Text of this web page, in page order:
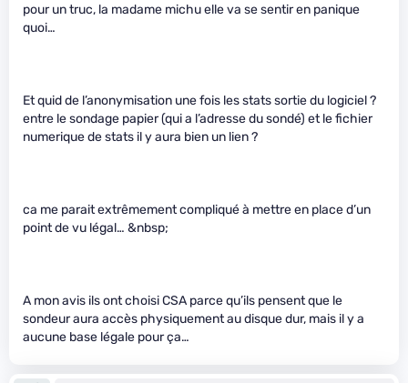
pour un truc, la madame michu elle va se sentir en panique
quoi…
Et quid de l’anonymisation une fois les stats sortie du logiciel ?
entre le sondage papier (qui a l’adresse du sondé) et le fichier
numerique de stats il y aura bien un lien ?
ca me parait extrêmement compliqué à mettre en place d’un
point de vu légal… &nbsp;
A mon avis ils ont choisi CSA parce qu’ils pensent que le
sondeur aura accès physiquement au disque dur, mais il y a
aucune base légale pour ça…